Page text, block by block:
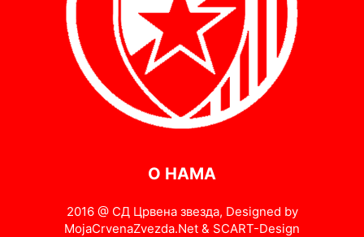
О НАМА
2016 @ СД Црвена звезда, Designed by
MojaCrvenaZvezda.Net & SCART-Design